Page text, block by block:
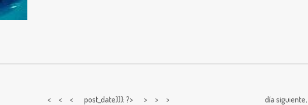
< < < post_date))); ?> > > > día siguiente,